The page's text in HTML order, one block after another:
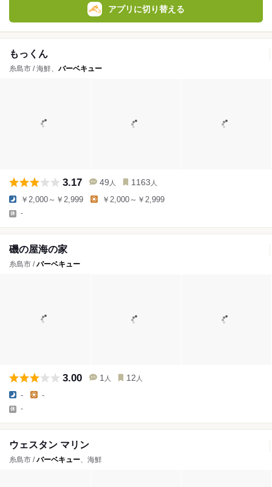
アプリに切り替える
もっくん
糸島市 / 海鮮、 バーベキュー
3.17 49 人 1163 人
￥2,000～￥2,999 ￥2,000～￥2,999
-
磯の屋海の家
糸島市 /バーベキュー
3.00 1 人 12 人
- -
-
ウェスタン マリン
糸島市 /バーベキュー、海鮮